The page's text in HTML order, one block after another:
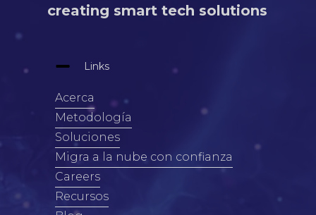
creating smart tech solutions
Links
Acerca
Metodología
Soluciones
Migra a la nube con confianza
Careers
Recursos